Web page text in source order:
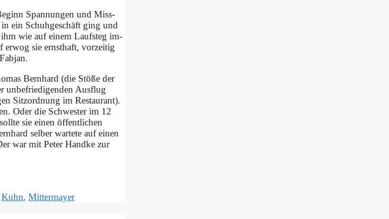
Span­nun­gen und Miss­
ein Schuh­ge­schäft ging und
ihm wie auf ei­nem Lauf­steg im­
er­wog sie ernst­haft, vor­zei­tig
Bern­hard (die Stö­ße der
un­be­frie­di­gen­den Aus­flug
Sitz­ord­nung im Re­stau­rant).
Oder die Schwe­ster im 12
sie ei­nen öf­fent­li­chen
sel­ber war­te­te auf ei­nen
war mit Pe­ter Hand­ke zur
Kuhn, Mittermayer